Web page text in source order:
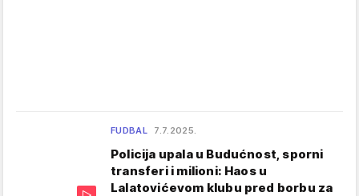
FUDBAL 7.7.2025.
Policija upala u Budućnost, sporni
transferi i milioni: Haos u
Lalatovićevom klubu pred borbu za